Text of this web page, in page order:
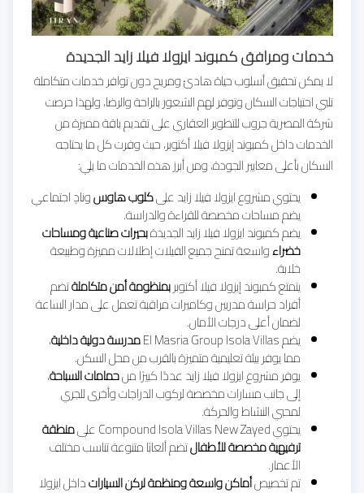
خدمات ومرافق كمبوند ايزولا فيلا زايد الجديدة
لا يمكن تحقيق أسلوب حياة هادئ ومريح دون توافر خدمات متكاملة
تلبي احتياجات السكان وتوفر لهم الشعور بالراحة والرضا، ولهذا حرصت
شركة المصرية جروب للتطوير العقاري على تقديم باقة مميزة من
الخدمات داخل كمبوند إيزولا فيلا أكتوبر، حيث وفرت كل ما يحتاجه
السكان بأعلى معايير الجودة، ومن أبرز هذه الخدمات ما يلي:
يحتوي مشروع ايزولا فيلا زايد علىكلوب هاوسونادٍ اجتماعي
يضم مساحات مخصصة للقراءة والدراسة.
يضم كمبوند ايزولا فيلا زايد الجديدةبحيرات صناعية ومساحات
خضراءواسعة تمنح جميع الفيلات إطلالات مميزة وطبيعة
خلابة.
يتمتع كمبوند إيزولا فيلا أكتوبربمنظومة أمن متكاملةتضم
أفراد حراسة مدربين وكاميرات مراقبة تعمل على مدار الساعة
لضمان أعلى درجات الأمان.
يضم El Masria Group Isola Villas مدرسة دولية داخلية،
مما يوفر بيئة تعليمية متميزة بالقرب من محل السكن.
يوفر مشروع ايزولا فيلا زايد عددًا كبيرًا منحمامات السباحة،
إلى جانب مسارات مخصصة لركوب الدراجات وأخرى للجري
لمحبي النشاط والحركة.
يحتوي Compound Isola Villas New Zayed على منطقة
ترفيهية مخصصة للأطفالتضم ألعابًا متنوعة تناسب مختلف
الأعمار.
تم تخصيصأماكن واسعة ومنظمة لركن السياراتداخل ايزولا